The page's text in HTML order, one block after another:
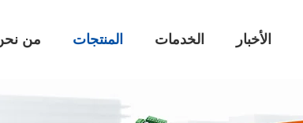
من المنتجات الخدمات الأخبار